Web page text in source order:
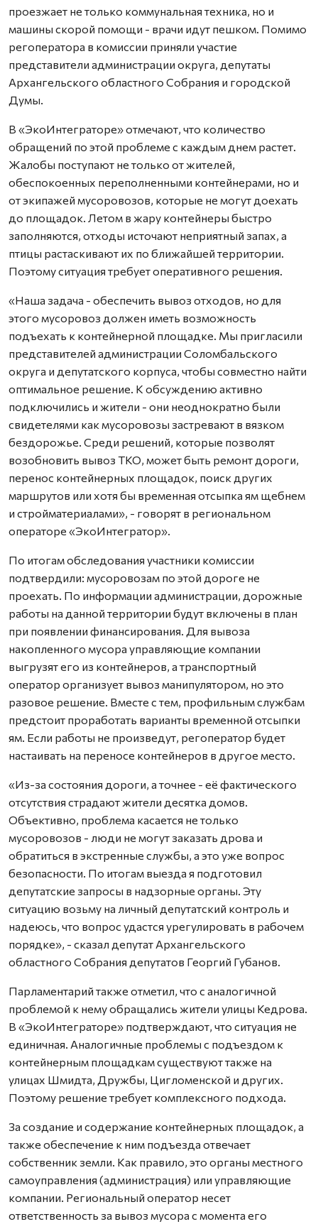
проезжает не только коммунальная техника, но и
машины скорой помощи - врачи идут пешком. Помимо
регоператора в комиссии приняли участие
представители администрации округа, депутаты
Архангельского областного Собрания и городской
Думы.
В «ЭкоИнтеграторе» отмечают, что количество
обращений по этой проблеме с каждым днем растет.
Жалобы поступают не только от жителей,
обеспокоенных переполненными контейнерами, но и
от экипажей мусоровозов, которые не могут доехать
до площадок. Летом в жару контейнеры быстро
заполняются, отходы источают неприятный запах, а
птицы растаскивают их по ближайшей территории.
Поэтому ситуация требует оперативного решения.
«Наша задача - обеспечить вывоз отходов, но для
этого мусоровоз должен иметь возможность
подъехать к контейнерной площадке. Мы пригласили
представителей администрации Соломбальского
округа и депутатского корпуса, чтобы совместно найти
оптимальное решение. К обсуждению активно
подключились и жители - они неоднократно были
свидетелями как мусоровозы застревают в вязком
бездорожье. Среди решений, которые позволят
возобновить вывоз ТКО, может быть ремонт дороги,
перенос контейнерных площадок, поиск других
маршрутов или хотя бы временная отсыпка ям щебнем
и стройматериалами», - говорят в региональном
операторе «ЭкоИнтегратор».
По итогам обследования участники комиссии
подтвердили: мусоровозам по этой дороге не
проехать. По информации администрации, дорожные
работы на данной территории будут включены в план
при появлении финансирования. Для вывоза
накопленного мусора управляющие компании
выгрузят его из контейнеров, а транспортный
оператор организует вывоз манипулятором, но это
разовое решение. Вместе с тем, профильным службам
предстоит проработать варианты временной отсыпки
ям. Если работы не произведут, регоператор будет
настаивать на переносе контейнеров в другое место.
«Из-за состояния дороги, а точнее - её фактического
отсутствия страдают жители десятка домов.
Объективно, проблема касается не только
мусоровозов - люди не могут заказать дрова и
обратиться в экстренные службы, а это уже вопрос
безопасности. По итогам выезда я подготовил
депутатские запросы в надзорные органы. Эту
ситуацию возьму на личный депутатский контроль и
надеюсь, что вопрос удастся урегулировать в рабочем
порядке», - сказал депутат Архангельского
областного Собрания депутатов Георгий Губанов.
Парламентарий также отметил, что с аналогичной
проблемой к нему обращались жители улицы Кедрова.
В «ЭкоИнтеграторе» подтверждают, что ситуация не
единичная. Аналогичные проблемы с подъездом к
контейнерным площадкам существуют также на
улицах Шмидта, Дружбы, Цигломенской и других.
Поэтому решение требует комплексного подхода.
За создание и содержание контейнерных площадок, а
также обеспечение к ним подъезда отвечает
собственник земли. Как правило, это органы местного
самоуправления (администрация) или управляющие
компании. Региональный оператор несет
ответственность за вывоз мусора с момента его